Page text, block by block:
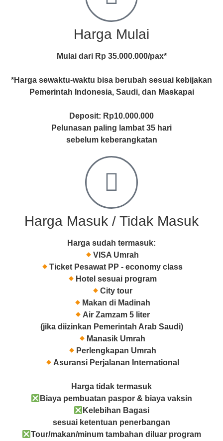
Harga Mulai
Mulai dari Rp 35.000.000/pax*
*Harga sewaktu-waktu bisa berubah sesuai kebijakan
Pemerintah Indonesia, Saudi, dan Maskapai
Deposit: Rp10.000.000
Pelunasan paling lambat 35 hari
sebelum keberangkatan
Harga Masuk / Tidak Masuk
Harga sudah termasuk:
VISA Umrah
Ticket Pesawat PP - economy class
Hotel sesuai program
City tour
Makan di Madinah
Air Zamzam 5 liter
(jika diizinkan Pemerintah Arab Saudi)
Manasik Umrah
Perlengkapan Umrah
Asuransi Perjalanan International
Harga tidak termasuk
Biaya pembuatan paspor & biaya vaksin
Kelebihan Bagasi
sesuai ketentuan penerbangan
Tour/makan/minum tambahan diluar program